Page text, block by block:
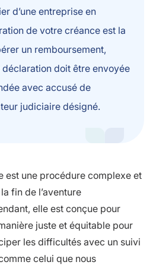
d’une entreprise en
de votre créance est la
un remboursement,
doit être envoyée
avec accusé de
judiciaire désigné.
est une procédure complexe et
fin de l’aventure
elle est conçue pour
juste et équitable pour
les difficultés avec un suivi
celui que nous